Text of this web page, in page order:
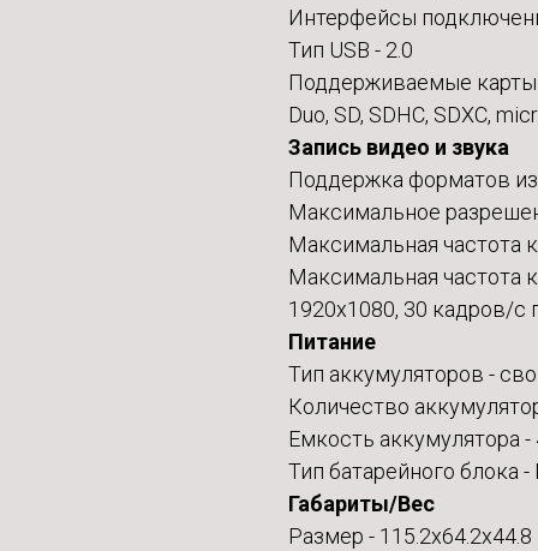
Интерфейсы
Тип USB - 2.0
Поддерживаемые карты
Duo, SD, SDHC, SDXC,
Запись видео и звука
Поддержка форматов
Максимальное
Максимальная частота
Максимальная частота
1920x1080, 30 кадров/с
Питание
Тип аккумуляторов -
Количество
Емкость аккумулятора
Тип батарейного блока -
Габариты/Вес
Размер -